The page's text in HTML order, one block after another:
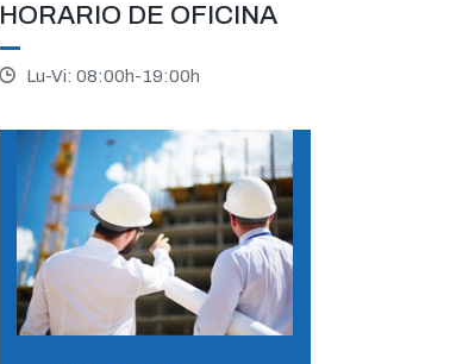
HORARIO DE OFICINA
Lu-Vi: 08:00h-19:00h